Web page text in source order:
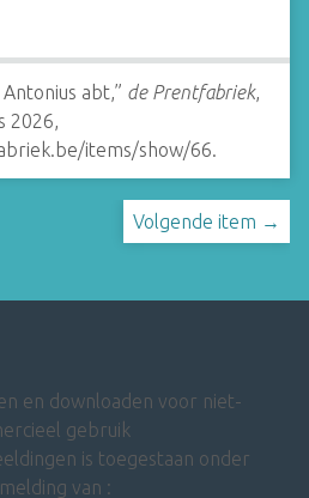
abt,” de Prentfabriek,
2026,
items/show/66.
Volgende item →
en downloaden voor niet-
gebruik
is toegestaan onder
van :